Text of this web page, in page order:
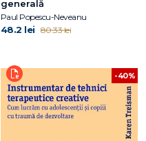
generală
Paul Popescu-Neveanu
48.2 lei 80.33 lei
-40%